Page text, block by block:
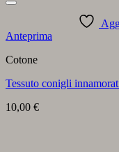
Anteprima
Cotone
Tessuto conigli
10,00 €